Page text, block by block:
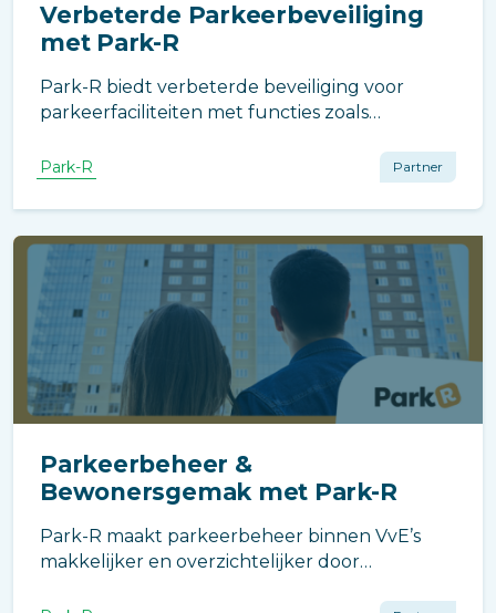
Verbeterde Parkeerbeveiliging
met Park-R
Park-R biedt verbeterde beveiliging voor
parkeerfaciliteiten met functies zoals
helpt ongeautoriseerd parkeren te
voorkomen en verhoogt de veiligheid van
bewoners en hun voertuigen.
Park-R Partner
Parkeerbeheer &
Bewonersgemak met Park-R
Park-R maakt parkeerbeheer binnen VvE’s
makkelijker en overzichtelijker door